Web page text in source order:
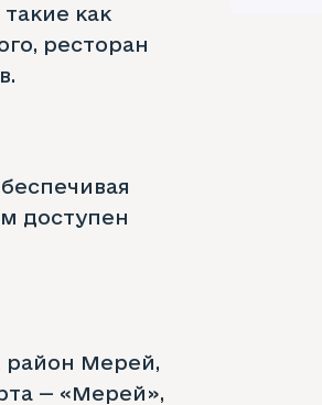
как
ресторан
доступен
район Мерей,
— «Мерей»,